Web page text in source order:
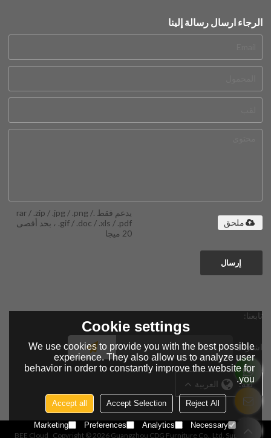
الرجاء ارسال رسالة إلينا
يدعم فقط .rar / .zip / .jpg / .png /
.gif / .doc / .xls / .pdf ، بحد أقصى
20 ميجا
ملحق
إرسال
تابعنا:
اشتراك
لغة: العربية
Copyright © 2026 Guangzhou CDG Furniture Co., Ltd. Support By
BEE Cloud
Cookie settings
We use cookies to provide you with the best possible
experience. They also allow us to analyze user
behavior in order to constantly improve the website for
you.
Reject All
Accept Selection
Accept all
Necessary
Analytics
Preferences
Marketing